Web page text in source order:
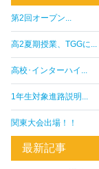
第2回オープン...
高2夏期授業、TGGに...
高校･インターハイ...
1年生対象進路説明...
関東大会出場！！
最新記事